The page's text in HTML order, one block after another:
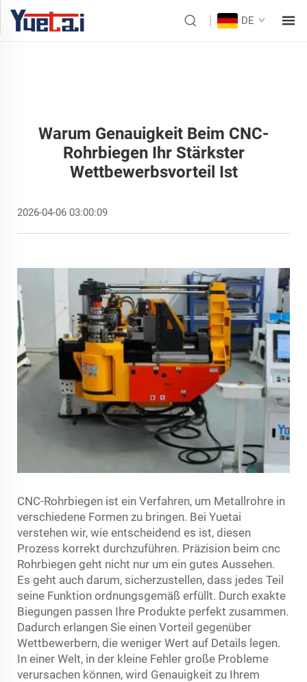
DE
Warum Genauigkeit Beim CNC-
Rohrbiegen Ihr Stärkster
Wettbewerbsvorteil Ist
2026-04-06 03:00:09
CNC-Rohrbiegen ist ein Verfahren, um Metallrohre in
verschiedene Formen zu bringen. Bei Yuetai
verstehen wir, wie entscheidend es ist, diesen
Prozess korrekt durchzuführen. Präzision beim cnc
Rohrbiegen geht nicht nur um ein gutes Aussehen.
Es geht auch darum, sicherzustellen, dass jedes Teil
seine Funktion ordnungsgemäß erfüllt. Durch exakte
Biegungen passen Ihre Produkte perfekt zusammen.
Dadurch erlangen Sie einen Vorteil gegenüber
Wettbewerbern, die weniger Wert auf Details legen.
In einer Welt, in der kleine Fehler große Probleme
verursachen können, wird Genauigkeit zu Ihrem